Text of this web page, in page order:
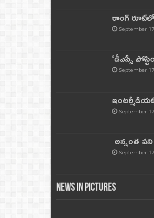
రాంగ్ రూట్‌లో
September
‘డీఎస్సీ
September
September
అన్నంత
September
News in Pictures